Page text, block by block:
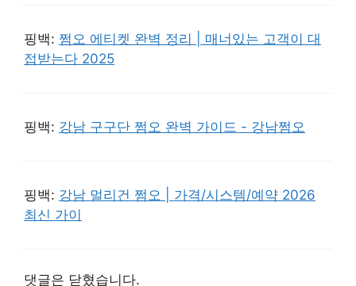
핑백: 쩜오 에티켓 완벽 정리 | 매너있는 고객이 대
접받는다 2025
핑백: 강남 구구단 쩜오 완벽 가이드 - 강남쩜오
핑백: 강남 멀리건 쩜오 | 가격/시스템/예약 2026
최신 가이
댓글은 닫혔습니다.